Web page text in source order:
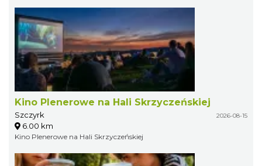
Kino Plenerowe na Hali Skrzyczeńskiej
Szczyrk 2026-08-15
6.00 km
Kino Plenerowe na Hali Skrzyczeńskiej